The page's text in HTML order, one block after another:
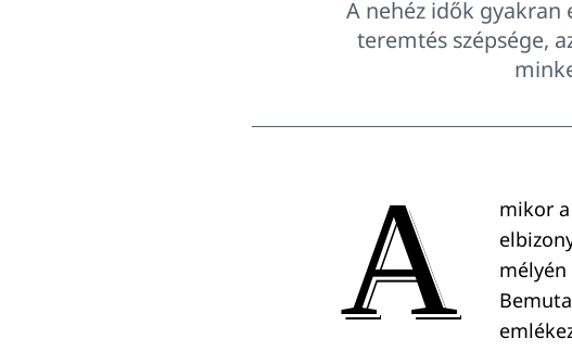
A nehéz idők gyakran
teremtés szépsége,
A
mikor
mélyén